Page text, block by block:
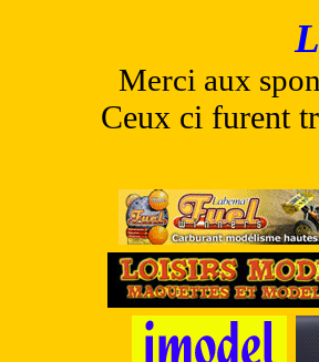
Merci aux
Ceux ci furent